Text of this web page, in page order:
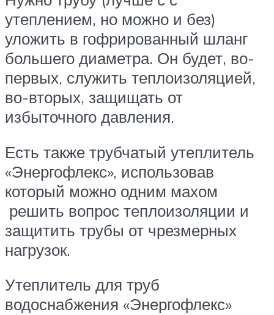
утеплением, но можно и без)
уложить в гофрированный шланг
большего диаметра. Он будет, во-
первых, служить теплоизоляцией,
во-вторых, защищать от
избыточного давления.
Есть также трубчатый утеплитель
«Энергофлекс», использовав
который можно одним махом
решить вопрос теплоизоляции и
защитить трубы от чрезмерных
нагрузок.
Утеплитель для труб
водоснабжения «Энергофлекс»